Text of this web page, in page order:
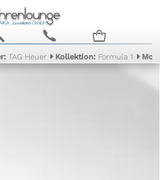
c n
TAG Heuer Kollektion: Formula 1